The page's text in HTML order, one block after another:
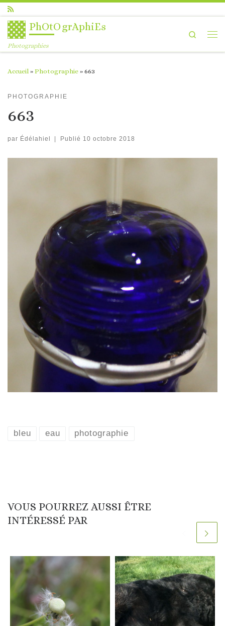
Passer au contenu
PhOtOgrAphiEs
Photographies
Search
Accueil » Photographie » 663
PHOTOGRAPHIE
663
par Édélahiel Publié 10 octobre 2018
bleu eau photographie
VOUS POURREZ AUSSI ÊTRE
INTÉRESSÉ PAR